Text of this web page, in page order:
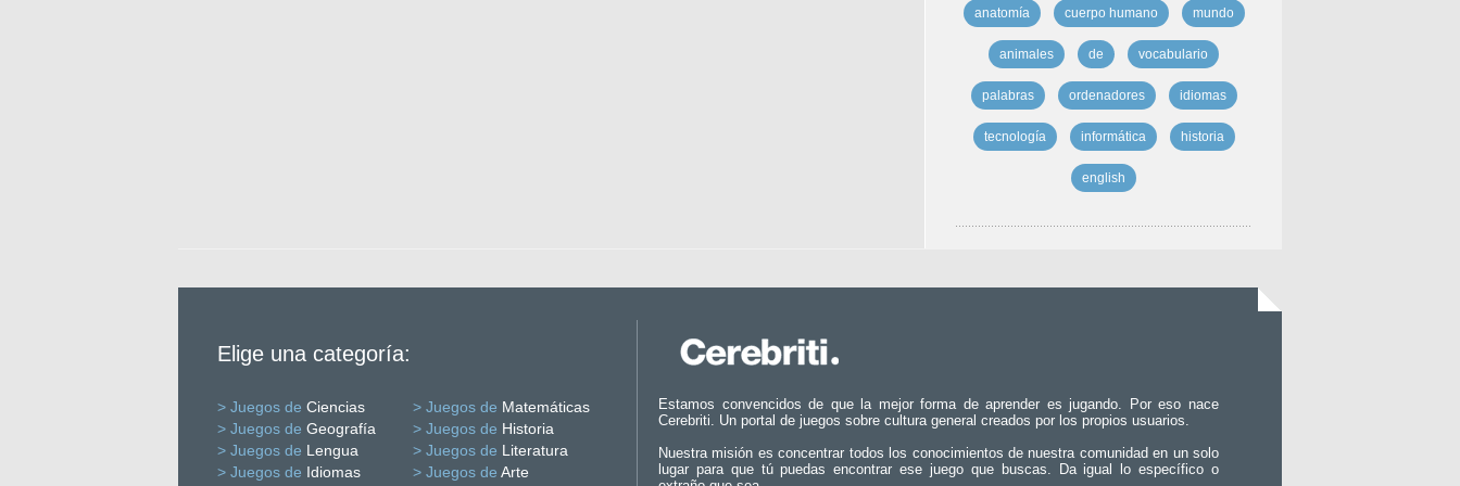
anatomía cuerpo humano mundo
animales de vocabulario
palabras ordenadores idiomas
tecnología informática historia
english
Elige una categoría:
> Juegos de Ciencias > Juegos de Matemáticas
> Juegos de Geografía > Juegos de Historia
> Juegos de Lengua > Juegos de Literatura
> Juegos de Idiomas > Juegos de Arte
Estamos convencidos de que la mejor forma de aprender es jugando. Por eso nace
Cerebriti. Un portal de juegos sobre cultura general creados por los propios usuarios.
Nuestra misión es concentrar todos los conocimientos de nuestra comunidad en un solo
lugar para que tú puedas encontrar ese juego que buscas. Da igual lo específico o